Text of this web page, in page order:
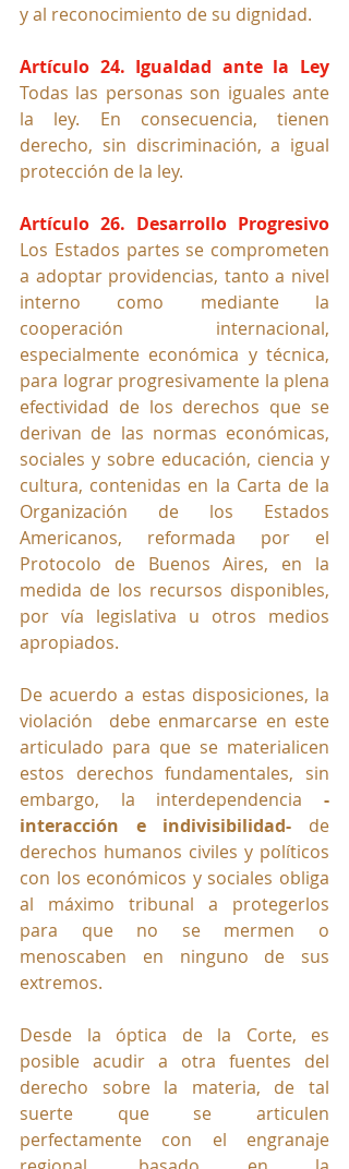
y al reconocimiento de su dignidad.
Artículo 24. Igualdad ante la Ley
Todas las personas son iguales ante
la ley. En consecuencia, tienen
derecho, sin discriminación, a igual
protección de la ley.
Artículo 26. Desarrollo Progresivo
Los Estados partes se comprometen
a adoptar providencias, tanto a nivel
interno como mediante la
cooperación internacional,
especialmente económica y técnica,
para lograr progresivamente la plena
efectividad de los derechos que se
derivan de las normas económicas,
sociales y sobre educación, ciencia y
cultura, contenidas en la Carta de la
Organización de los Estados
Americanos, reformada por el
Protocolo de Buenos Aires, en la
medida de los recursos disponibles,
por vía legislativa u otros medios
apropiados.
De acuerdo a estas disposiciones, la
violación  debe enmarcarse en este
articulado para que se materialicen
estos derechos fundamentales, sin
embargo, la interdependencia -
interacción e indivisibilidad- de
derechos humanos civiles y políticos
con los económicos y sociales obliga
al máximo tribunal a protegerlos
para que no se mermen o
menoscaben en ninguno de sus
extremos.
Desde la óptica de la Corte, es
posible acudir a otra fuentes del
derecho sobre la materia, de tal
suerte que se articulen
perfectamente con el engranaje